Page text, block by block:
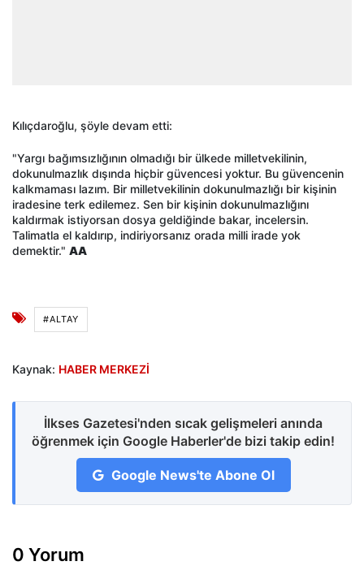
Kılıçdaroğlu, şöyle devam etti:
"Yargı bağımsızlığının olmadığı bir ülkede milletvekilinin,
dokunulmazlık dışında hiçbir güvencesi yoktur. Bu güvencenin
kalkmaması lazım. Bir milletvekilinin dokunulmazlığı bir kişinin
iradesine terk edilemez. Sen bir kişinin dokunulmazlığını
kaldırmak istiyorsan dosya geldiğinde bakar, incelersin.
Talimatla el kaldırıp, indiriyorsanız orada milli irade yok
demektir." AA
#ALTAY
Kaynak: HABER MERKEZİ
İlkses Gazetesi'nden sıcak gelişmeleri anında
öğrenmek için Google Haberler'de bizi takip edin!
Google News'te Abone Ol
0 Yorum